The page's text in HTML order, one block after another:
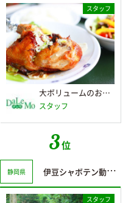
スタッフ
大ボリュームのおすすめランチ♪
スタッフ
3位
静岡県 伊豆シャボテン動物公園
スタッフ